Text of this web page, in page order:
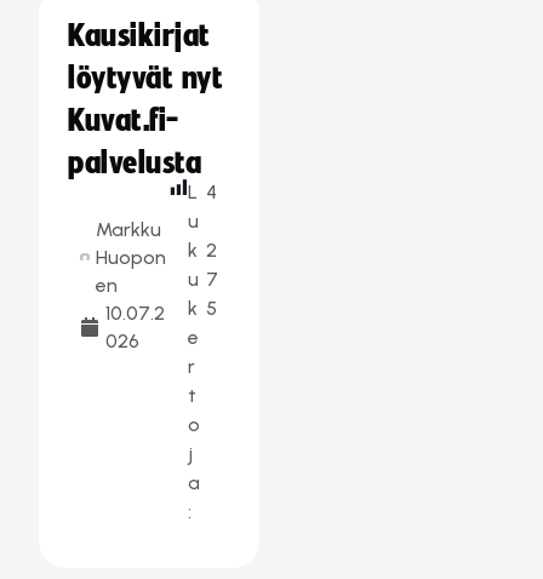
Kausikirjat
löytyvät nyt
Kuvat.fi-
palvelusta
Markku
Huopon
en
10.07.2
026
L
u
k
u
k
e
r
t
o
j
a
:
4
2
7
5